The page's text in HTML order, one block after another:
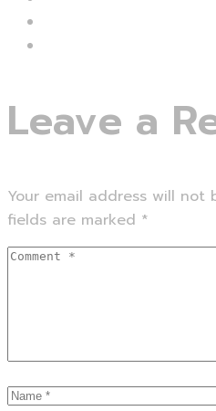
Leave a
Your email address will not
fields are marked *